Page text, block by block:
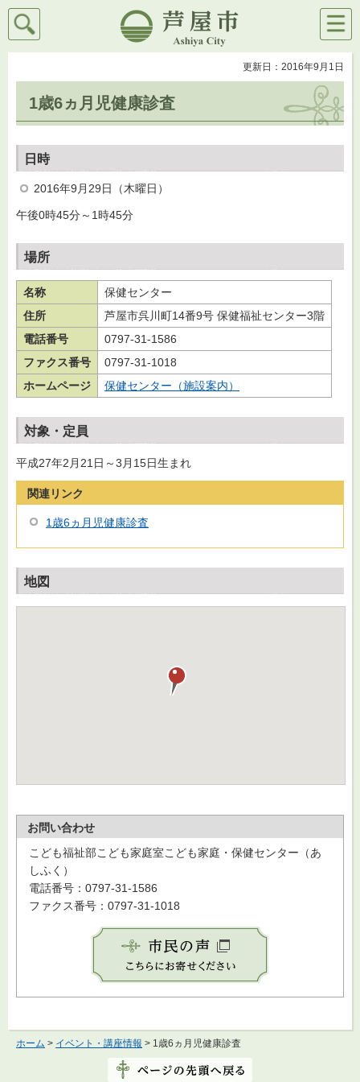
芦屋市
検索
メニ
ュー
更新日：2016年9月1日
1歳6ヵ月児健康診査
日時
2016年9月29日（木曜日）
午後0時45分～1時45分
場所
名称
保健センター
住所
芦屋市呉川町14番9号 保健福祉センター3階
電話番号
0797-31-1586
ファクス番号
0797-31-1018
ホームページ
保健センター（施設案内）
対象・定員
平成27年2月21日～3月15日生まれ
関連リンク
1歳6ヵ月児健康診査
地図
お問い合わせ
こども福祉部こども家庭室こども家庭・保健センター（あ
しふく）
電話番号：0797-31-1586
ファクス番号：0797-31-1018
ホーム > イベント・講座情報 > 1歳6ヵ月児健康診査